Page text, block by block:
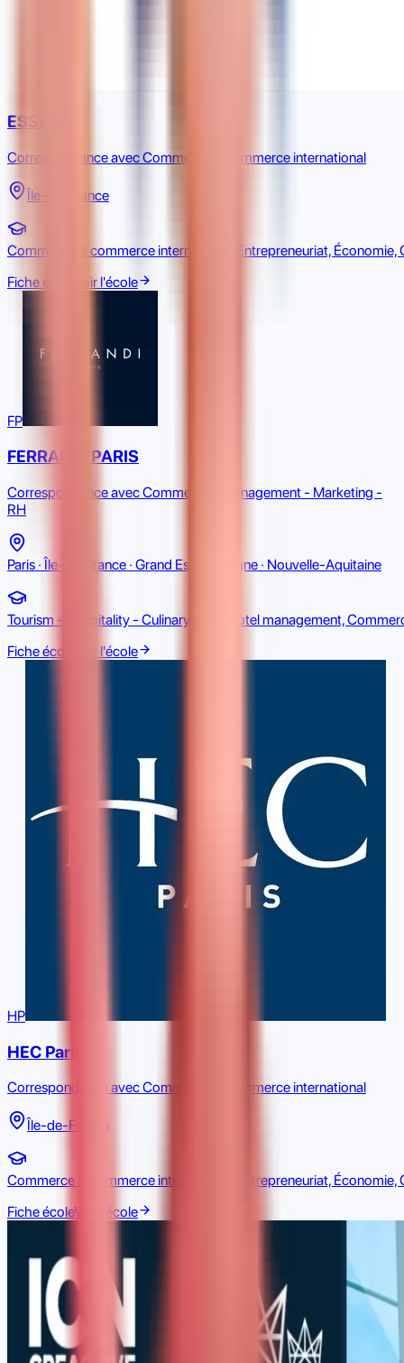
ESSEC
Correspondance avec Commerce & commerce international
Île-de-France
Commerce & commerce international, Entrepreneuriat,
Fiche école
Voir l'école
FP
FERRANDI PARIS
Correspondance avec Commerce - Management - Marketing -
RH
Paris · Île-de-France · Grand Est · Bretagne · Nouvelle-Aquitaine
Tourism - Hospitality - Culinary arts - Hotel management,
Fiche école
Voir l'école
HP
HEC Paris
Correspondance avec Commerce & commerce international
Île-de-France
Commerce & commerce international, Entrepreneuriat,
Fiche écoleVoir l'école